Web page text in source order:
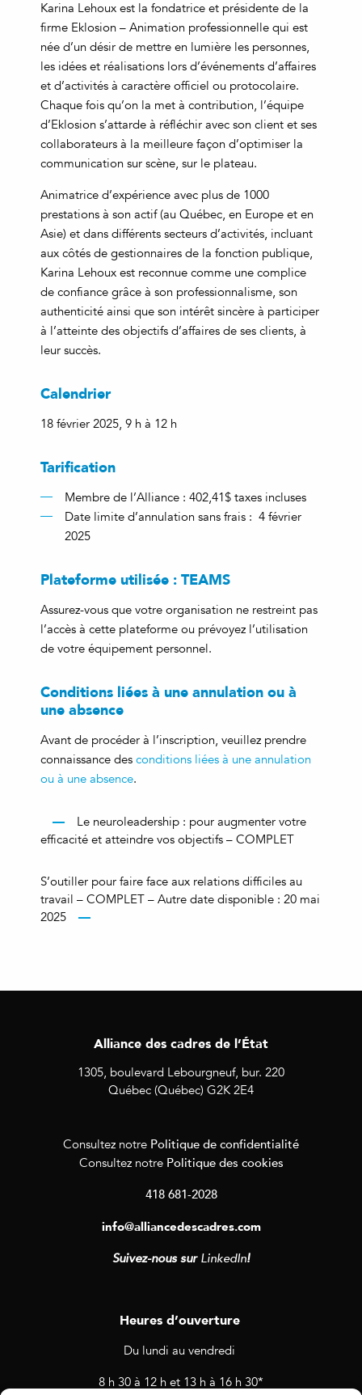
Karina Lehoux est la fondatrice et présidente de la
firme Eklosion – Animation professionnelle qui est
née d’un désir de mettre en lumière les personnes,
les idées et réalisations lors d’événements d’affaires
et d’activités à caractère officiel ou protocolaire.
Chaque fois qu’on la met à contribution, l’équipe
d’Eklosion s’attarde à réfléchir avec son client et ses
collaborateurs à la meilleure façon d’optimiser la
communication sur scène, sur le plateau.
Animatrice d’expérience avec plus de 1000
prestations à son actif (au Québec, en Europe et en
Asie) et dans différents secteurs d’activités, incluant
aux côtés de gestionnaires de la fonction publique,
Karina Lehoux est reconnue comme une complice
de confiance grâce à son professionnalisme, son
authenticité ainsi que son intérêt sincère à participer
à l’atteinte des objectifs d’affaires de ses clients, à
leur succès.
Calendrier
18 février 2025, 9 h à 12 h
Tarification
Membre de l’Alliance : 402,41$ taxes incluses
Date limite d’annulation sans frais : 4 février
2025
Plateforme utilisée : TEAMS
Assurez-vous que votre organisation ne restreint pas
l’accès à cette plateforme ou prévoyez l’utilisation
de votre équipement personnel.
Conditions liées à une annulation ou à
une absence
Avant de procéder à l’inscription, veuillez prendre
connaissance des conditions liées à une annulation
ou à une absence.
Le neuroleadership : pour augmenter votre
efficacité et atteindre vos objectifs – COMPLET
S’outiller pour faire face aux relations difficiles au
travail – COMPLET – Autre date disponible : 20 mai
2025
Alliance des cadres de l’État
1305, boulevard Lebourgneuf, bur. 220
Québec (Québec) G2K 2E4
Consultez notre Politique de confidentialité
Consultez notre Politique des cookies
418 681-2028
info@alliancedescadres.com
Suivez-nous sur LinkedIn!
Heures d’ouverture
Du lundi au vendredi
8 h 30 à 12 h et 13 h à 16 h 30*